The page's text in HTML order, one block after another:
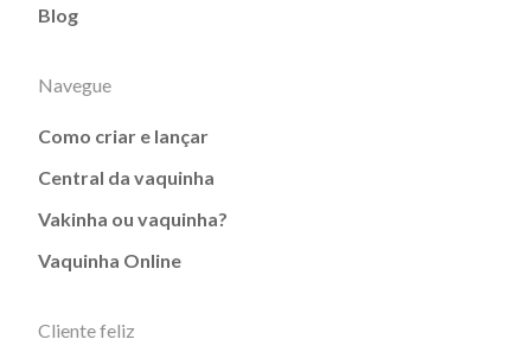
Blog
Navegue
Como criar e lançar
Central da vaquinha
Vakinha ou vaquinha?
Vaquinha Online
Cliente feliz